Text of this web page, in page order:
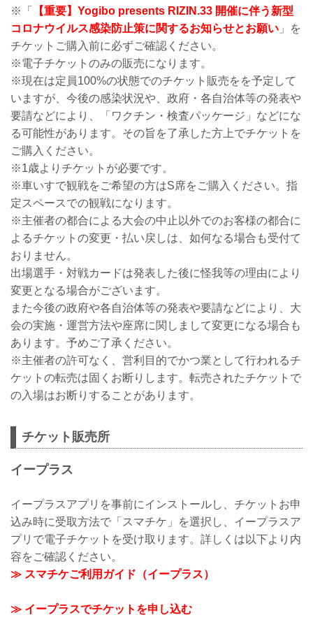
※「
【重要】Yogibo presents RIZIN.33 開催に伴う新型
コロナウイルス感染防止策に関するお知らせとお願い 」を
チケットご購入前に必ずご確認ください。
※電子チケットのみの販売になります。
※現在は定員100%の状態でのチケット販売をを予定して
いますが、今後の感染状況や、政府・各自治体等の発表や
要請などにより、「ワクチン・検査パッケージ」などにな
る可能性があります。その旨を了承した方上でチケットを
ご購入ください。
※1歳よりチケットが必要です。
※車いすで観戦をご希望の方はS席をご購入ください。指
定スペースでの観戦になります。
※主催者の都合による大会の中止以外でのお客様の都合に
よるチケットの変更・払い戻しは、如何なる場合も受付て
おりません。
出場選手・対戦カードは発表した後に怪我等の理由により
変更となる場合がございます。
また今後の政府や各自治体等の発表や要請などにより、大
会の実施・運営方法や座席に関しまして変更になる場合も
あります。予めご了承ください。
※主催者の許可なく、営利目的でかつ業として行われるチ
ケットの転売は固くお断りします。転売されたチケットで
の入場はお断りすることがあります。
チケット販売所
イープラス
イープラスアプリを事前にインストールし、チケットお申
込み時に受取方法で「スマチケ」を選択し、イープラスア
プリで電子チケットを受け取ります。詳しくは以下より内
容をご確認ください。
≫ スマチケご利用ガイド（イープラス）
≫ イープラスでチケットを申し込む